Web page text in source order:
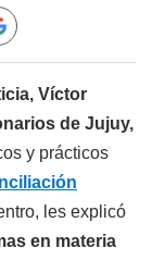
Víctor
de Jujuy,
y prácticos
les explicó
en materia